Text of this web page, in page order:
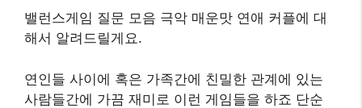
밸런스게임 질문 모음 극악 매운맛 연애 커플에 대
해서 알려드릴게요.
연인들 사이에 혹은 가족간에 친밀한 관계에 있는
사람들간에 가끔 재미로 이런 게임들을 하죠 단순